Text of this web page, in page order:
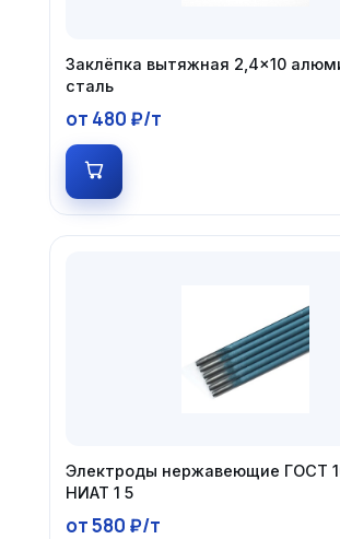
Заклёпка вытяжная 2,4×10
сталь
от 480 ₽/т
Электроды нержавеющие ГОСТ
НИАТ 1 5
от 580 ₽/т